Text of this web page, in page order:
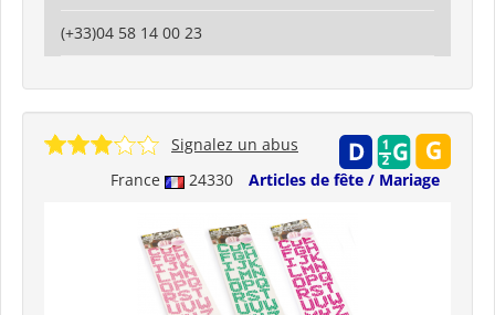
(+33)04 58 14 00 23
France 24330 Articles de fête / Mariage
Signalez un abus